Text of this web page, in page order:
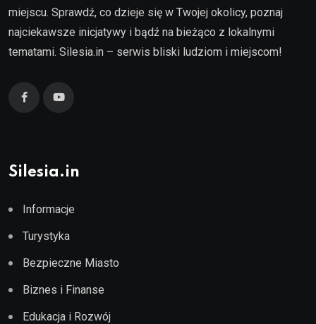
miejscu. Sprawdź, co dzieje się w Twojej okolicy, poznaj
najciekawsze inicjatywy i bądź na bieżąco z lokalnymi
tematami. Silesia.in – serwis bliski ludziom i miejscom!
Silesia.in
Informacje
Turystyka
Bezpieczne Miasto
Biznes i Finanse
Edukacja i Rozwój